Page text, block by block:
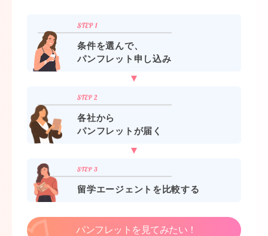
条件を選んで、
パンフレット申し込み
各社から
パンフレットが届く
留学エージェントを比較する
パンフレットを見てみたい！